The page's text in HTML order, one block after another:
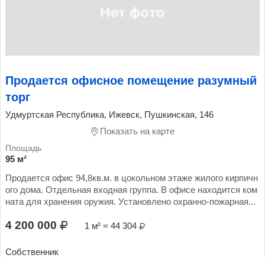
Продается офисное помещение разумный
торг
Удмуртская Республика, Ижевск, Пушкинская, 146
Показать на карте
95 м²
Продается офис 94,8кв.м. в цокольном этаже жилого кирпичн
ого дома. Отдельная входная группа. В офисе находится ком
ната для хранения оружия. Установлено охранно-пожарная...
4 200 000 1 м² = 44 304
Собственник